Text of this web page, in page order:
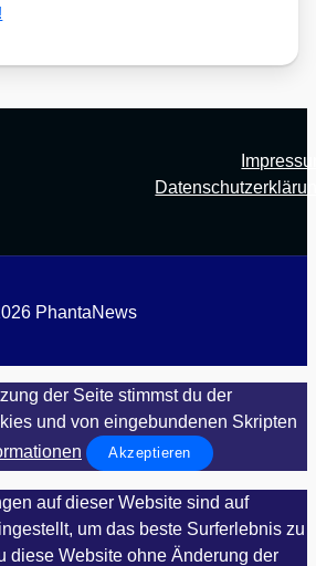
PhantaNews
der Seite stimmst du der
und von eingebundenen Skripten
Akzeptieren
auf dieser Website sind auf
um das beste Surferlebnis zu
diese Website ohne Änderung der